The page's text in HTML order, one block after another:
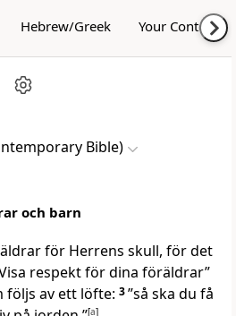
Hebrew/Greek Your Content
Bible)
och barn
för Herrens skull, för det
respekt för dina föräldrar”
följs av ett löfte: 3”så ska du få
[a]